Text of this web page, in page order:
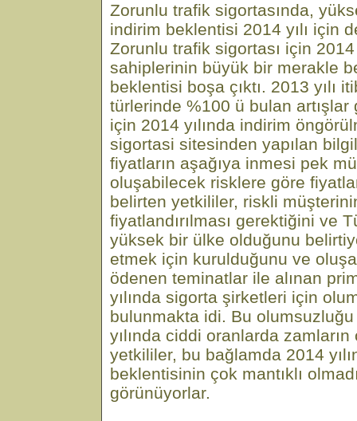
Zorunlu trafik sigortasında,
indirim beklentisi 2014 yılı için
Zorunlu trafik sigortası için
sahiplerinin büyük bir merakle
beklentisi boşa çıktı. 2013 yılı
türlerinde %100 ü bulan artışlar
için 2014 yılında indirim
sigortasi sitesinden yapılan
fiyatların aşağıya inmesi pek
oluşabilecek risklere göre
belirten yetkililer, riskli
fiyatlandırılması gerektiğini ve
yüksek bir ülke olduğunu
etmek için kurulduğunu ve
ödenen teminatlar ile alınan
yılında sigorta şirketleri için
bulunmakta idi. Bu
yılında ciddi oranlarda
yetkililer, bu bağlamda 2014
beklentisinin çok mantıklı
görünüyorlar.